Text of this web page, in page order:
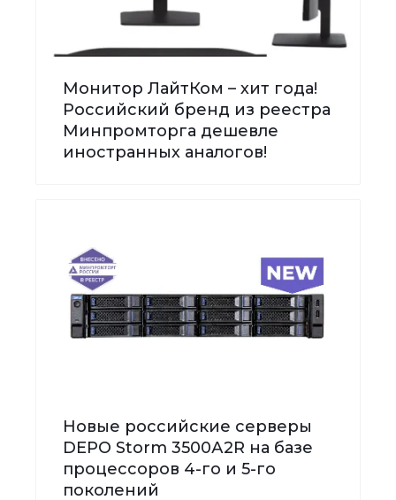
Монитор ЛайтКом – хит года!
Российский бренд из реестра
Минпромторга дешевле
иностранных аналогов!
Новые российские серверы
DEPO Storm 3500А2R на базе
процессоров 4-го и 5-го
поколений